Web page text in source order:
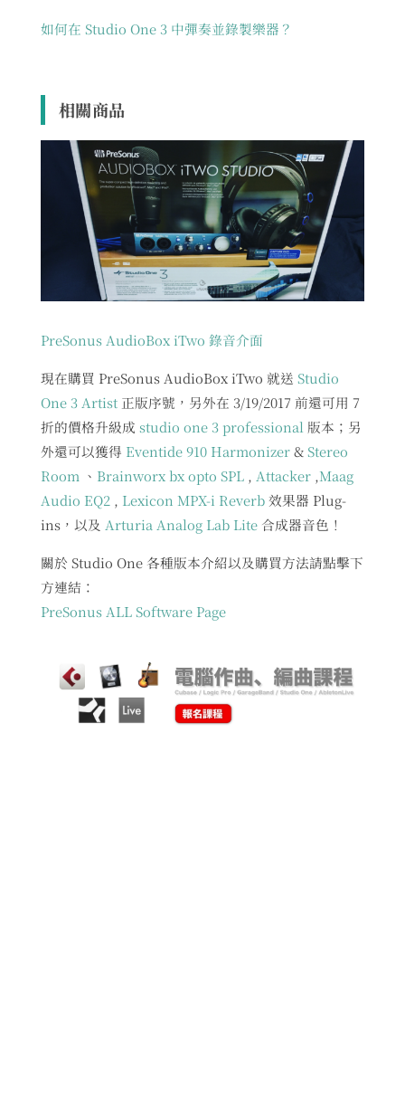
如何在 Studio One 3 中彈奏並錄製樂器？
相關商品
PreSonus AudioBox iTwo 錄音介面
現在購買 PreSonus AudioBox iTwo 就送 Studio
One 3 Artist正版序號，另外在 3/19/2017 前還可用 7
折的價格升級成 studio one 3 professional 版本；另
外還可以獲得 Eventide 910 Harmonizer&Stereo
Room 、 Brainworx bx opto SPL, Attacker ,Maag
Audio EQ2 , Lexicon MPX-i Reverb效果器 Plug-
ins，以及 Arturia Analog Lab Lite合成器音色！
關於 Studio One 各種版本介紹以及購買方法請點擊下
方連結：
PreSonus ALL Software Page